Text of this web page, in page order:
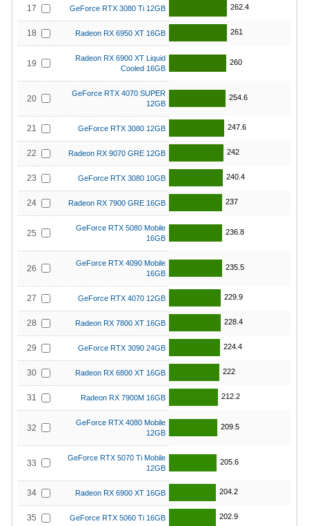
17 GeForce RTX 3080 Ti 12GB 262.4
18 Radeon RX 6950 XT 16GB 261
19
Radeon RX 6900 XT Liquid
Cooled 16GB
260
20
GeForce RTX 4070 SUPER
12GB
254.6
21 GeForce RTX 3080 12GB 247.6
22 Radeon RX 9070 GRE 12GB 242
23 GeForce RTX 3080 10GB 240.4
24 Radeon RX 7900 GRE 16GB 237
25
GeForce RTX 5080 Mobile
16GB
236.8
26
GeForce RTX 4090 Mobile
16GB
235.5
27 GeForce RTX 4070 12GB 229.9
28 Radeon RX 7800 XT 16GB 228.4
29 GeForce RTX 3090 24GB 224.4
30 Radeon RX 6800 XT 16GB 222
31 Radeon RX 7900M 16GB 212.2
32
GeForce RTX 4080 Mobile
12GB
209.5
33
GeForce RTX 5070 Ti Mobile
12GB
205.6
34 Radeon RX 6900 XT 16GB 204.2
35 GeForce RTX 5060 Ti 16GB 202.9